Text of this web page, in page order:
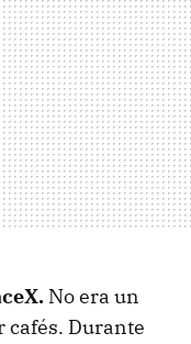
No era un
cafés. Durante